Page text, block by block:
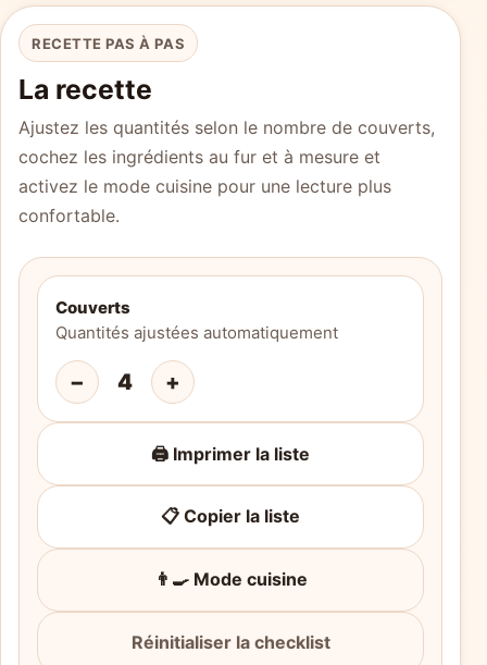
RECETTE PAS À PAS
La recette
Ajustez les quantités selon le nombre de couverts,
cochez les ingrédients au fur et à mesure et
activez le mode cuisine pour une lecture plus
confortable.
Couverts
Quantités ajustées automatiquement
− 4 +
🖨️ Imprimer la liste
📋 Copier la liste
👨‍🍳 Mode cuisine
Réinitialiser la checklist